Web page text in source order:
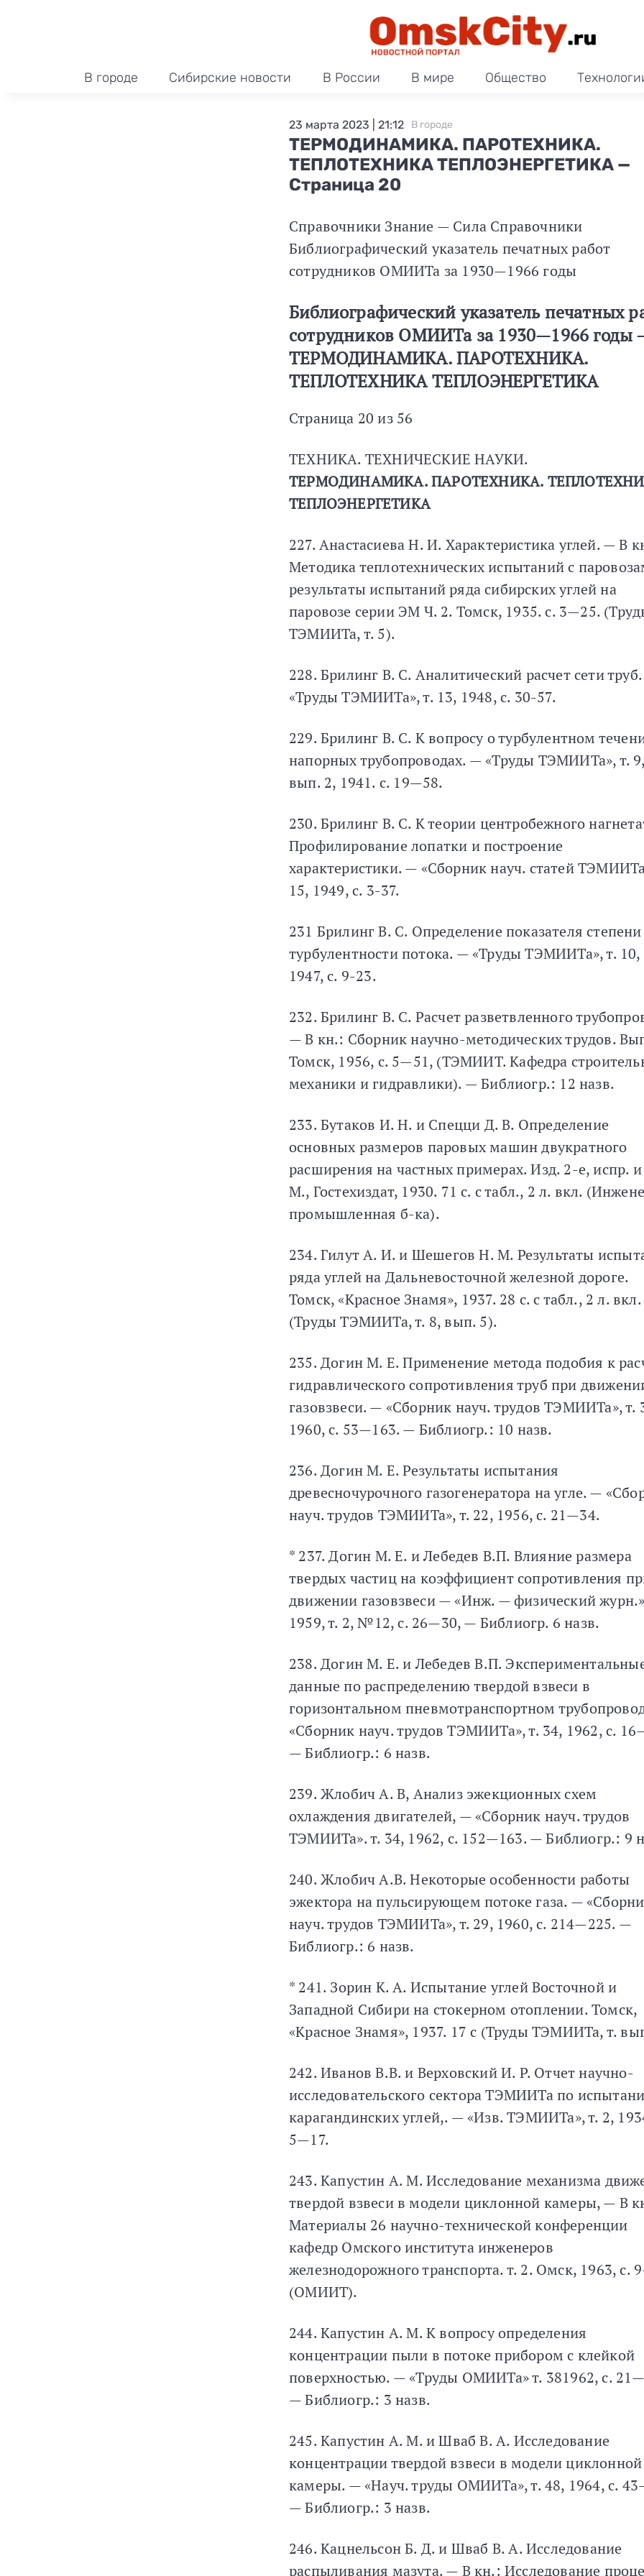
В городе Сибирские новости В России В мире Общество
ТЕРМОДИНАМИКА. ПАРОТЕХНИКА.
ТЕПЛОТЕХНИКА ТЕПЛОЭНЕРГЕТИКА —
Страница 20
23 марта 2023 | 21:12 В городе
Справочники Знание — Сила Справочники
Библиографический указатель печатных работ
сотрудников ОМИИТа за 1930—1966 годы
Библиографический указатель печатных
сотрудников ОМИИТа за 1930—1966 годы
ТЕРМОДИНАМИКА. ПАРОТЕХНИКА.
ТЕПЛОТЕХНИКА ТЕПЛОЭНЕРГЕТИКА
Страница 20 из 56
ТЕХНИКА. ТЕХНИЧЕСКИЕ НАУКИ.
ТЕРМОДИНАМИКА. ПАРОТЕХНИКА.
ТЕПЛОЭНЕРГЕТИКА
227. Анастасиева Н. И. Характеристика углей. — В
Методика теплотехнических испытаний с
результаты испытаний ряда сибирских углей на
паровозе серии ЭМ Ч. 2. Томск, 1935. с. 3—25.
ТЭМИИТа, т. 5).
228. Брилинг В. С. Аналитический расчет сети
«Труды ТЭМИИТа», т. 13, 1948, с. 30-57.
229. Брилинг В. С. К вопросу о турбулентном
напорных трубопроводах. — «Труды ТЭМИИТа», т. 9,
вып. 2, 1941. с. 19—58.
230. Брилинг В. С. К теории центробежного
Профилирование лопатки и построение
характеристики. — «Сборник науч. статей
15, 1949, с. 3-37.
231 Брилинг В. С. Определение показателя степени
турбулентности потока. — «Труды ТЭМИИТа», т. 10,
1947, с. 9-23.
232. Брилинг В. С. Расчет разветвленного
— В кн.: Сборник научно-методических трудов.
Томск, 1956, с. 5—51, (ТЭМИИТ. Кафедра
механики и гидравлики). — Библиогр.: 12 назв.
233. Бутаков И. Н. и Спецци Д. В. Определение
основных размеров паровых машин двукратного
расширения на частных примерах. Изд. 2-е, испр.
М., Гостехиздат, 1930. 71 с. с табл., 2 л. вкл.
промышленная б-ка).
234. Гилут А. И. и Шешегов Н. М. Результаты
ряда углей на Дальневосточной железной дороге.
Томск, «Красное Знамя», 1937. 28 с. с табл., 2 л. вкл.
(Труды ТЭМИИТа, т. 8, вып. 5).
235. Догин М. Е. Применение метода подобия к
гидравлического сопротивления труб при
газовзвеси. — «Сборник науч. трудов ТЭМИИТа», т.
1960, с. 53—163. — Библиогр.: 10 назв.
236. Догин М. Е. Результаты испытания
древесночурочного газогенератора на угле. —
науч. трудов ТЭМИИТа», т. 22, 1956, с. 21—34.
* 237. Догин М. Е. и Лебедев В.П. Влияние размера
твердых частиц на коэффициент сопротивления
движении газовзвеси — «Инж. — физический
1959, т. 2, №12, с. 26—30, — Библиогр. 6 назв.
238. Догин М. Е. и Лебедев В.П.
данные по распределению твердой взвеси в
горизонтальном пневмотранспортном
«Сборник науч. трудов ТЭМИИТа», т. 34, 1962, с.
— Библиогр.: 6 назв.
239. Жлобич А. В, Анализ эжекционных схем
охлаждения двигателей, — «Сборник науч. трудов
ТЭМИИТа». т. 34, 1962, с. 152—163. — Библиогр.: 9
240. Жлобич А.В. Некоторые особенности работы
эжектора на пульсирующем потоке газа. —
науч. трудов ТЭМИИТа», т. 29, 1960, с. 214—225. —
Библиогр.: 6 назв.
* 241. Зорин К. А. Испытание углей Восточной и
Западной Сибири на стокерном отоплении. Томск,
«Красное Знамя», 1937. 17 с (Труды ТЭМИИТа, т.
242. Иванов В.В. и Верховский И. Р. Отчет научно-
исследовательского сектора ТЭМИИТа по
карагандинских углей,. — «Изв. ТЭМИИТа», т. 2,
5—17.
243. Капустин А. М. Исследование механизма
твердой взвеси в модели циклонной камеры, — В
Материалы 26 научно-технической конференции
кафедр Омского института инженеров
железнодорожного транспорта. т. 2. Омск, 1963, с.
(ОМИИТ).
244. Капустин А. М. К вопросу определения
концентрации пыли в потоке прибором с клейкой
поверхностью. — «Труды ОМИИТа» т. 381962, с.
— Библиогр.: 3 назв.
245. Капустин А. М. и Шваб В. А. Исследование
концентрации твердой взвеси в модели циклонной
камеры. — «Науч. труды ОМИИТа», т. 48, 1964, с.
— Библиогр.: 3 назв.
246. Кацнельсон Б. Д. и Шваб В. А. Исследование
распыливания мазута. — В кн.: Исследование